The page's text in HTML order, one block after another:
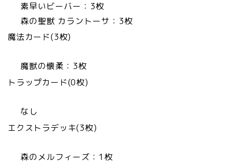
素早いビーバー：3枚
森の聖獣 カラントーサ：3枚
魔法カード(3枚)
魔獣の懐柔：3枚
トラップカード(0枚)
なし
エクストラデッキ(3枚)
森のメルフィーズ：1枚